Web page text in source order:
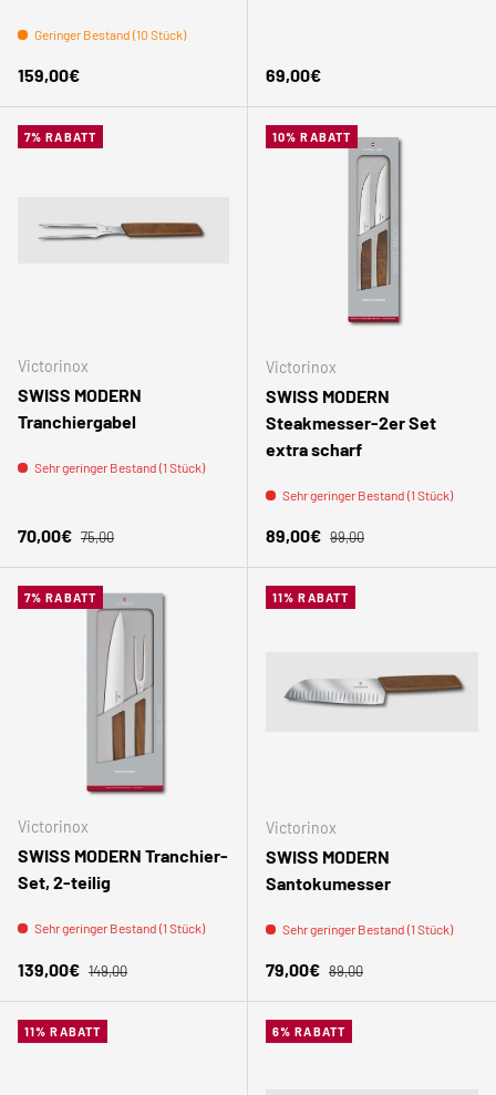
Geringer Bestand (10 Stück)
Normaler Preis
159,00€ Normaler Preis
69,00€
7% RABATT
Victorinox
SWISS MODERN
Tranchiergabel
Sehr geringer Bestand (1 Stück)
Verkaufspreis
70,00€ Normaler Preis
75,00
10% RABATT
Victorinox
SWISS MODERN
Steakmesser-2er Set
extra scharf
Sehr geringer Bestand (1 Stück)
Verkaufspreis
89,00€ Normaler Preis
99,00
7% RABATT
Victorinox
SWISS MODERN Tranchier-
Set, 2-teilig
Sehr geringer Bestand (1 Stück)
Verkaufspreis
139,00€ Normaler Preis
149,00
11% RABATT
Victorinox
SWISS MODERN
Santokumesser
Sehr geringer Bestand (1 Stück)
Verkaufspreis
79,00€ Normaler Preis
89,00
11% RABATT 6% RABATT